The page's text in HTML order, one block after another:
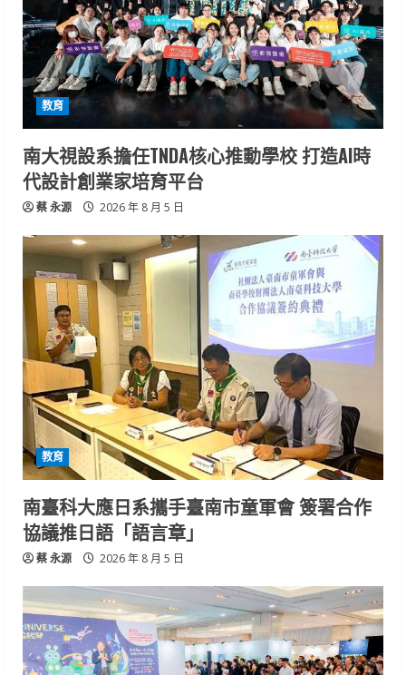
教育
南大視設系擔任TNDA核心推動學校 打造AI時
代設計創業家培育平台
蔡 永源 2026 年 8 月 5 日
教育
南臺科大應日系攜手臺南市童軍會 簽署合作
協議推日語「語言章」
蔡 永源 2026 年 8 月 5 日